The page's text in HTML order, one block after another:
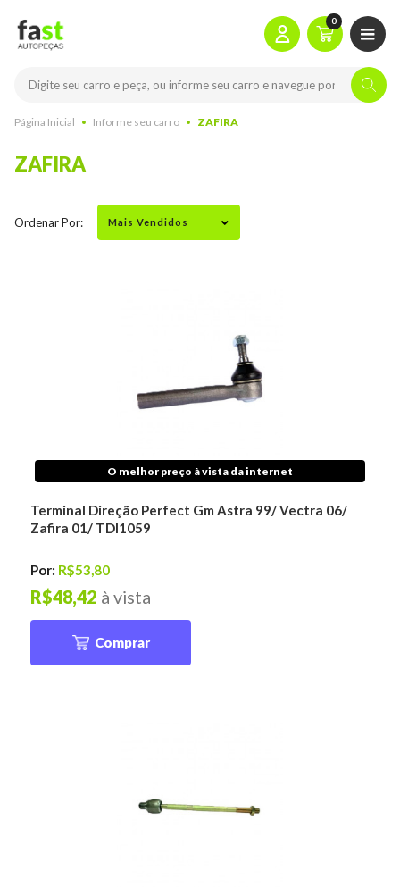
0
Página Inicial Informe seu carro ZAFIRA
ZAFIRA
Ordenar Por:
O melhor preço à vista da internet
Terminal Direção Perfect Gm Astra 99/ Vectra 06/
Zafira 01/ TDI1059
Por: R$53,80
à vista
R$48,42
Comprar